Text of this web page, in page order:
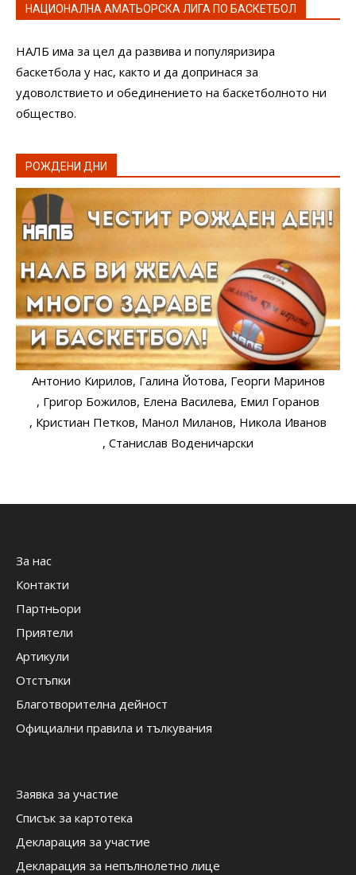
НАЦИОНАЛНА АМАТЬОРСКА ЛИГА ПО БАСКЕТБОЛ
НАЛБ има за цел да развива и популяризира
баскетбола у нас, както и да допринася за
удоволствието и обединението на баскетболното ни
общество.
РОЖДЕНИ ДНИ
Антонио Кирилов, Галина Йотова, Георги Маринов
, Григор Божилов, Елена Василева, Емил Горанов
, Кристиан Петков, Манол Миланов, Никола Иванов
, Станислав Воденичарски
За нас
Контакти
Партньори
Приятели
Артикули
Отстъпки
Благотворителна дейност
Официални правила и тълкувания
Заявка за участие
Списък за картотека
Декларация за участие
Декларация за непълнолетно лице